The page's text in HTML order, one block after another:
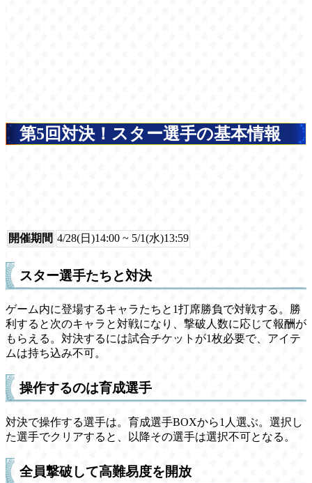
第5回対決！スター選手の基本情報
開催期間 4/28(日)14:00 ~ 5/1(水)13:59
スター選手たちと対決
ゲーム内に登場するキャラたちと1打席勝負で対戦する。勝
利すると次のキャラと対戦になり、撃破人数に応じて報酬が
もらえる。対決するには試合チケットが1枚必要で、アイテ
ムは持ち込み不可。
操作するのは育成選手
対決で操作する選手は。育成選手BOXから1人選ぶ。選択し
た選手でクリアすると、以降その選手は選択不可となる。
全員撃破して高難易度を開放